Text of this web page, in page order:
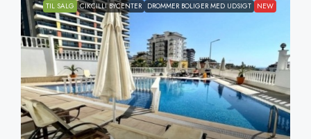
TIL SALG CIKCILLI BYCENTER DROMMER BOLIGER MED UDSIGT NEW